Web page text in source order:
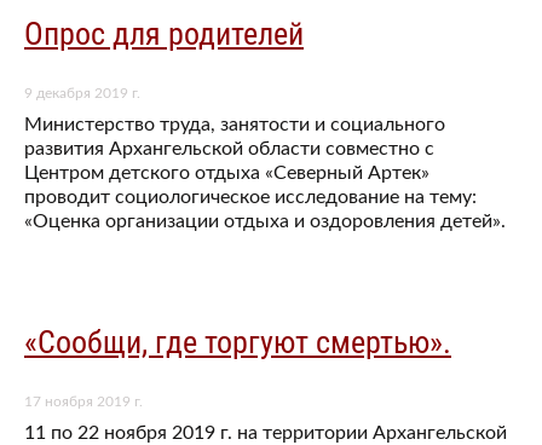
Опрос для родителей
9 декабря 2019 г.
Министерство труда, занятости и социального
развития Архангельской области совместно с
Центром детского отдыха «Северный Артек»
проводит социологическое исследование на тему:
«Оценка организации отдыха и оздоровления детей».
«Сообщи, где торгуют смертью».
17 ноября 2019 г.
11 по 22 ноября 2019 г. на территории Архангельской